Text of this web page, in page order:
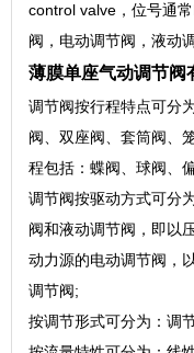
control valve，位号通
阀，电动调节阀，液动
薄膜单座气动调节阀
调节阀按行程特点可分
阀、双座阀、套筒阀、
程包括：蝶阀、球阀、
调节阀按驱动方式可分
阀和液动调节阀，即以
动力源的电动调节阀，
调节阀;
按调节形式可分为：调